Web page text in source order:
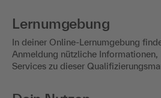
Lernumgebung
In deiner Online-Lernumgebung
Anmeldung nützliche
Services zu dieser